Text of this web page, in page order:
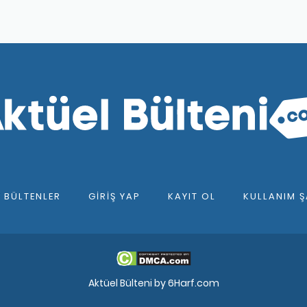
İndirimli Zeytin
üzerinde yoğunlaşacak olursak, bu malzemeden pek çok ürünün
isteyenler için zeytinin ne derece vazgeçilmez olduğu da
zeytinlerin indirimde olduğu günler için marketleri takip
sepetlerinde önemli bir konuma sahip olma durumunu da
raflarda gözünü alan indirimli ürünler kapsamında
GIRIŞ YAP KAYIT OL KULLANIM
Aktüel Bülteni by6Harf.com